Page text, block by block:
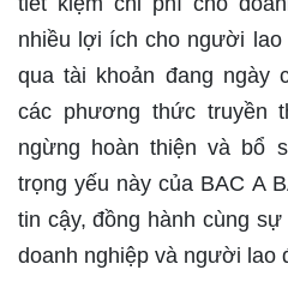
nhiều lợi ích cho người
qua tài khoản đang ngày
các phương thức truyền
ngừng hoàn thiện và bổ
trọng yếu này của BAC A
tin cậy, đồng hành cùng
doanh nghiệp và người lao